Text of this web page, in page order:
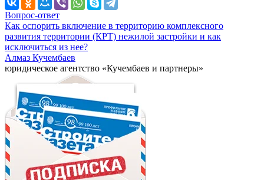
Вопрос-ответ
Как оспорить включение в территорию комплексного
развития территории (КРТ) нежилой застройки и как
исключиться из нее?
Алмаз Кучембаев
юридическое агентство «Кучембаев и партнеры»